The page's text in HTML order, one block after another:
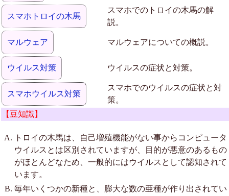
スマホトロイの木馬
スマホでのトロイの木馬の解
説。
マルウェア マルウェアについての概説。
ウイルス対策 ウイルスの症状と対策。
スマホウイルス対策
スマホでのウイルスの症状と対
策。
【豆知識】
トロイの木馬は、自己増殖機能がない事からコンピュータ
ウイルスとは区別されていますが、目的が悪意のあるもの
がほとんどなため、一般的にはウイルスとして認知されて
います。
毎年いくつかの新種と、膨大な数の亜種が作り出されてい